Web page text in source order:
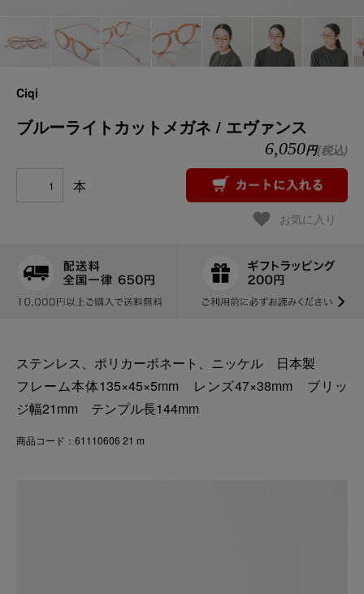
Ciqi
ブルーライトカットメガネ / エヴァンス
6,050円(税込)
本
お気に入り
ステンレス、ポリカーボネート、ニッケル 日本製
フレーム本体135×45×5mm レンズ47×38mm ブリッ
ジ幅21mm テンプル長144mm
商品コード：61110606 21 m